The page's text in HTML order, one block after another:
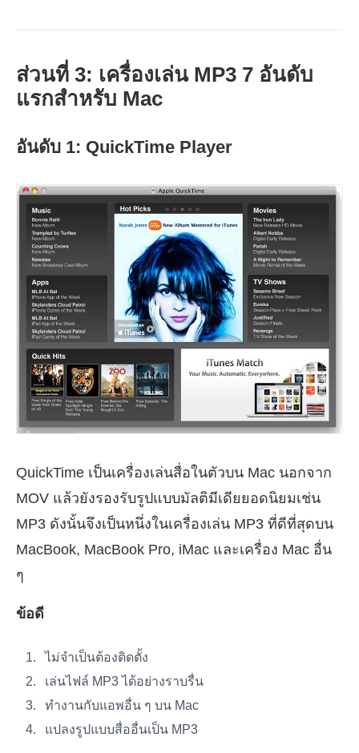
ส่วนที่ 3: เครื่องเล่น MP3 7 อันดับ
แรกสำหรับ Mac
อันดับ 1: QuickTime Player
QuickTime เป็นเครื่องเล่นสื่อในตัวบน Mac นอกจาก
MOV แล้วยังรองรับรูปแบบมัลติมีเดียยอดนิยมเช่น
MP3 ดังนั้นจึงเป็นหนึ่งในเครื่องเล่น MP3 ที่ดีที่สุดบน
MacBook, MacBook Pro, iMac และเครื่อง Mac อื่น
ๆ
ข้อดี
ไม่จำเป็นต้องติดตั้ง
เล่นไฟล์ MP3 ได้อย่างราบรื่น
ทำงานกับแอพอื่น ๆ บน Mac
แปลงรูปแบบสื่ออื่นเป็น MP3